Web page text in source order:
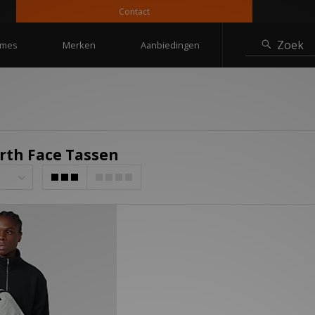
Contact
Merken Aanbiedingen Zoek
Face Tassen